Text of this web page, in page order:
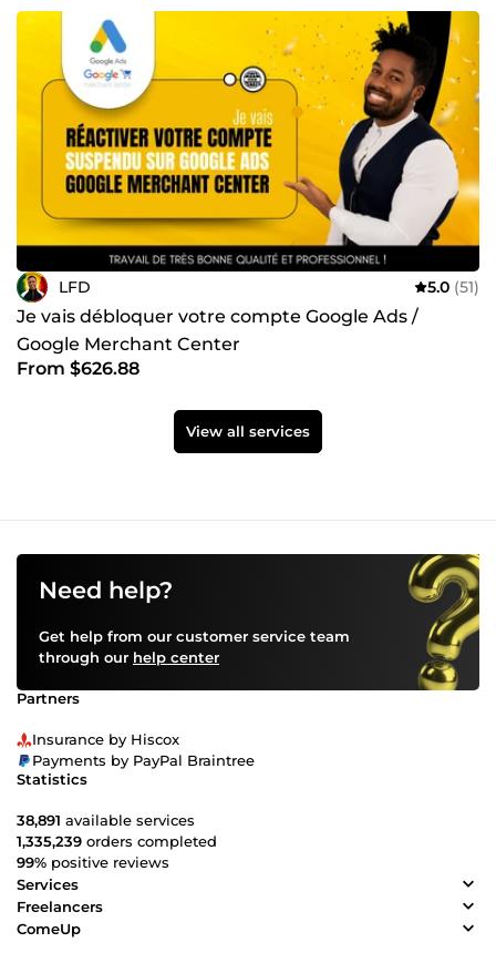
LFD 5.0 (51)
Je vais débloquer votre compte Google Ads /
Google Merchant Center
From $626.88
View all services
Need help?
Get help from our customer service team
through our help center
Partners
Insurance by Hiscox
Payments by PayPal Braintree
Statistics
38,891 available services
1,335,239 orders completed
99% positive reviews
Services
Freelancers
ComeUp